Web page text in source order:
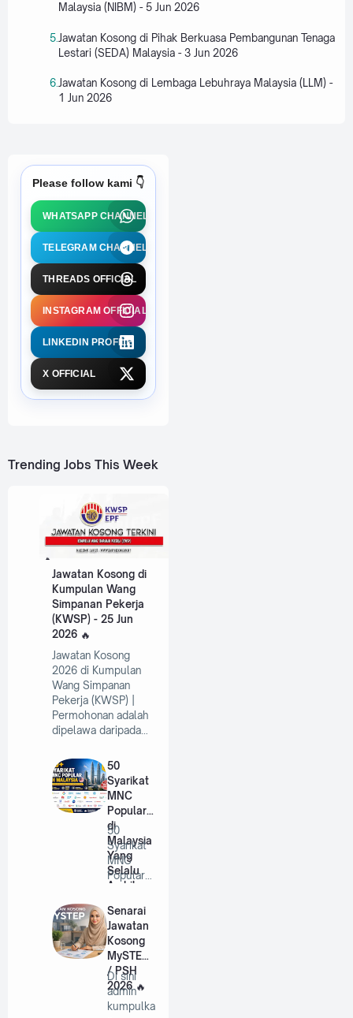
Malaysia (NIBM) - 5 Jun 2026
Jawatan Kosong di Pihak Berkuasa Pembangunan Tenaga
Lestari (SEDA) Malaysia - 3 Jun 2026
Jawatan Kosong di Lembaga Lebuhraya Malaysia (LLM) -
1 Jun 2026
Please follow kami 👇
WHATSAPP CHANNEL
TELEGRAM CHANNEL
THREADS OFFICIAL
INSTAGRAM OFFICIAL
LINKEDIN PROFILE
X OFFICIAL
Trending Jobs This Week
Jawatan Kosong di
Kumpulan Wang
Simpanan Pekerja
(KWSP) - 25 Jun
2026
Jawatan Kosong
2026 di Kumpulan
Wang Simpanan
Pekerja (KWSP) |
Permohonan adalah
dipelawa daripada…
50
Syarikat
MNC
Popular
di
Malaysia
Yang
Selalu
Ambil
Tahun
2026
50
Syarikat
MNC
Popular
Malaysia
Yang
Selalu
A…
Senarai
Jawatan
Kosong
MySTEP
/ PSH
2026
Di sini
admin
kumpulka